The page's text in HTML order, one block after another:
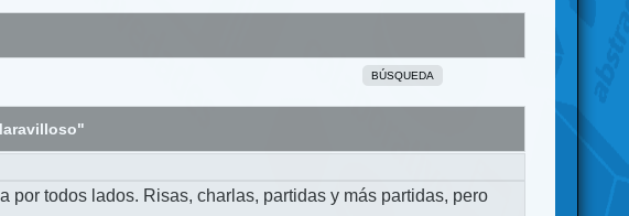
BÚSQUEDA
todos lados. Risas, charlas, partidas y más partidas, pero